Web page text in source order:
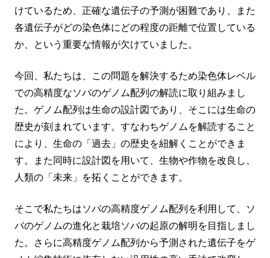
けているため、正確な遺伝子の予測が困難であり、また
各遺伝子がどの染色体にどの程度の距離で位置している
か、という重要な情報が欠けていました。
今回、私たちは、この問題を解決するため染色体レベル
での高精度なソバのゲノム配列の解読に取り組みまし
た。ゲノム配列は生命の設計図であり、そこには生命の
歴史が刻まれています。すなわちゲノムを解読すること
により、生命の「過去」の歴史を紐解くことができま
す。また同時に設計図を用いて、生物や作物を改良し、
人類の「未来」を拓くことができます。
そこで私たちはソバの高精度ゲノム配列を利用して、ソ
バのゲノムの進化と栽培ソバの起原の解明を目指しまし
た。さらに高精度ゲノム配列から予測された遺伝子をゲ